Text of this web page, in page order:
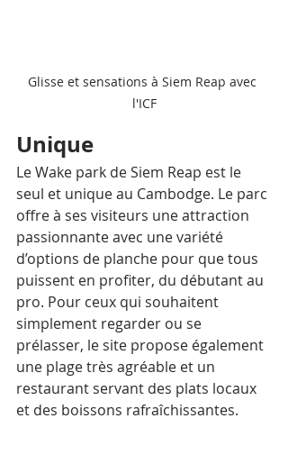
Glisse et sensations à Siem Reap avec
l'ICF
Unique
Le Wake park de Siem Reap est le
seul et unique au Cambodge. Le parc
offre à ses visiteurs une attraction
passionnante avec une variété
d’options de planche pour que tous
puissent en profiter, du débutant au
pro. Pour ceux qui souhaitent
simplement regarder ou se
prélasser, le site propose également
une plage très agréable et un
restaurant servant des plats locaux
et des boissons rafraîchissantes.